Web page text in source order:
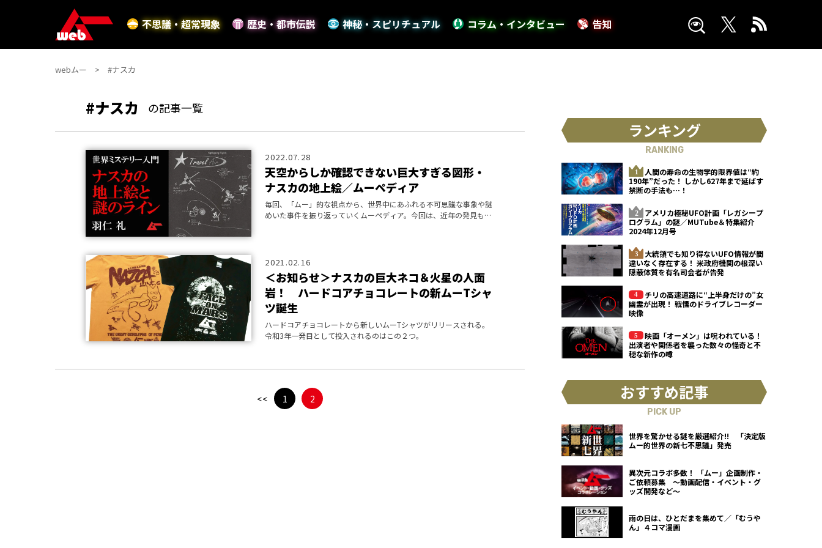
不思議・超常現象 歴史・都市伝説 神秘・スピリチュアル コラム・インタビュー 告知
webムー #ナスカ
#ナスカ の記事一覧
2022.07.28
天空からしか確認できない巨大すぎる図形・
ナスカの地上絵／ムーペディア
毎回、「ムー」的な視点から、世界中にあふれる不可思議な事象や謎
めいた事件を振り返っていくムーペディア。今回は、近年の発見も記
2021.02.16
＜お知らせ＞ナスカの巨大ネコ＆火星の人面
岩！ ハードコアチョコレートの新ムーTシャ
ツ誕生
ハードコアチョコレートから新しいムーTシャツがリリースされる。
令和3年一発目として投入されるのはこの２つ。
<< 1 2
ランキング
RANKING
人間の寿命の生物学的限界値は“約
190年”だった！ しかし627年まで延ばす
禁断の手法も…！
アメリカ極秘UFO計画「レガシープ
ログラム」の謎／MUTube＆特集紹介
2024年12月号
大統領でも知り得ないUFO情報が間
違いなく存在する！ 米政府機関の根深い
隠蔽体質を有名司会者が告発
チリの高速道路に“上半身だけの”女
幽霊が出現！ 戦慄のドライブレコーダー
映像
映画「オーメン」は呪われている！
出演者や関係者を襲った数々の怪奇と不
穏な新作の噂
おすすめ記事
PICK UP
世界を驚かせる謎を厳選紹介!! 「決定版
ムー的世界の新七不思議」発売
異次元コラボ多数！ 「ムー」企画制作・
ご依頼募集 ～動画配信・イベント・グ
ッズ開発など～
雨の日は、ひとだまを集めて／「むうや
ん」４コマ漫画